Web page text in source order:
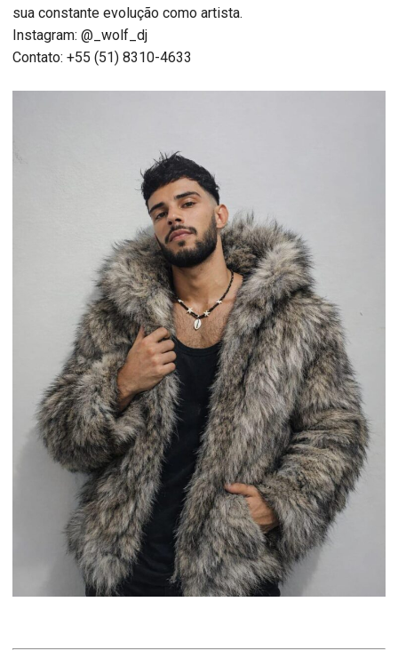
sua constante evolução como artista.
Instagram: @_wolf_dj
Contato: +55 (51) 8310-4633